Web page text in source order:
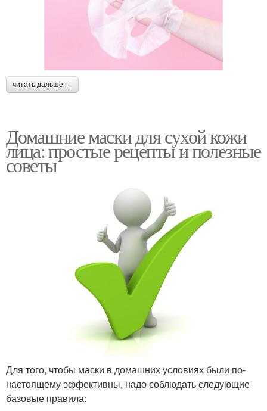
читать дальше →
Домашние маски для сухой кожи
лица: простые рецепты и полезные
советы
Для того, чтобы маски в домашних условиях были по-
настоящему эффективны, надо соблюдать следующие
базовые правила: